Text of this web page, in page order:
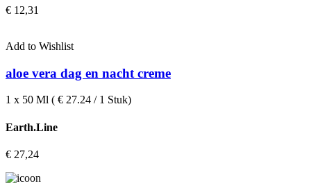
€ 12,31
Add to Wishlist
aloe vera dag en nacht creme
1 x 50 Ml ( € 27.24 / 1 Stuk)
Earth.Line
€ 27,24